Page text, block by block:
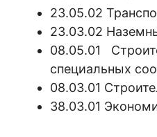
23.05.02
23.03.02
08.05.01
специальных
08.03.01
38.03.01